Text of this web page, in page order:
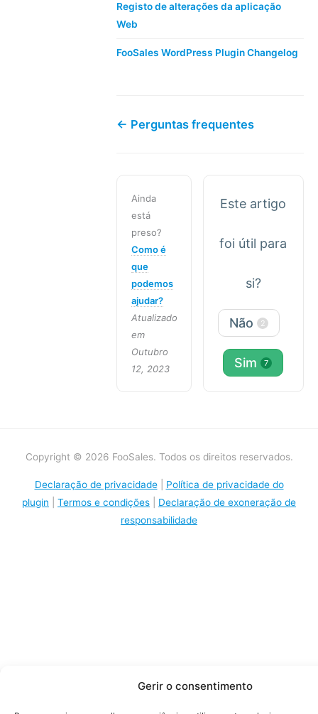
Gerir o consentimento
Registo de alterações da aplicação
Web
FooSales WordPress Plugin Changelog
← Perguntas frequentes
Ainda
está
preso?
Como é
que
podemos
ajudar?
Atualizado
em
Outubro
12, 2023
Este artigo
foi útil para
si?
Não 2
Sim 7
Copyright © 2026 FooSales. Todos os direitos reservados.
Declaração de privacidade| Política de privacidade do
plugin
Termos e condições
Declaração de exoneração de
responsabilidade